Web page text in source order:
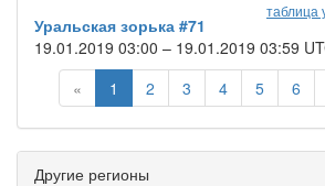
таблица
Уральская зорька #71
19.01.2019 03:00 – 19.01.2019 03:59
«
1 2 3 4 5 6
Другие регионы